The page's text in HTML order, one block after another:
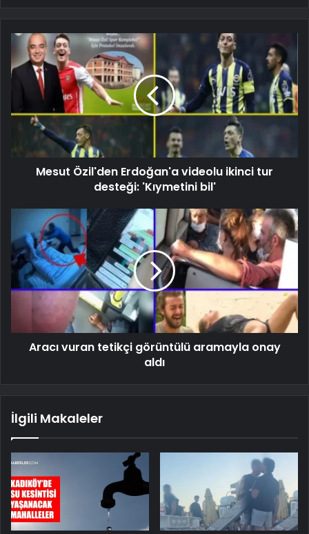
Mesut Özil'den Erdoğan'a videolu ikinci tur
desteği: 'Kıymetini bil'
Aracı vuran tetikçi görüntülü aramayla onay
aldı
İlgili Makaleler